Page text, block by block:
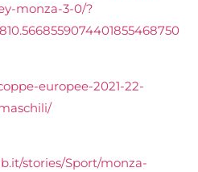
monza-3-0/?
europee-2021-22-
stories/Sport/monza-